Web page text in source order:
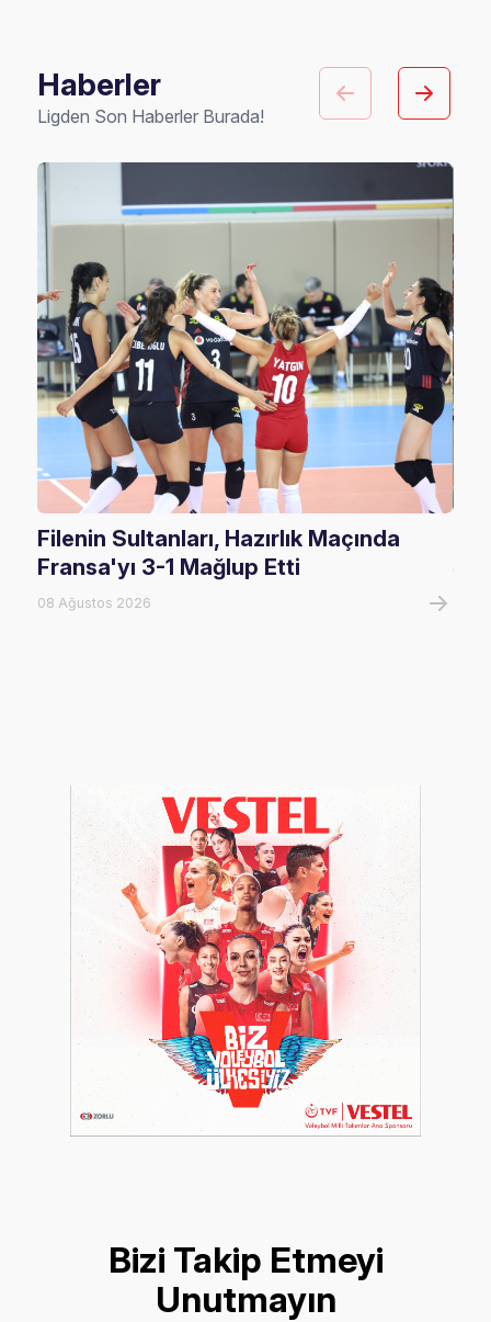
Haberler
Ligden Son Haberler Burada!
Filenin Sultanları, Hazırlık Maçında
Fransa'yı 3-1 Mağlup Etti
08 Ağustos 2026
Bizi Takip Etmeyi
Unutmayın